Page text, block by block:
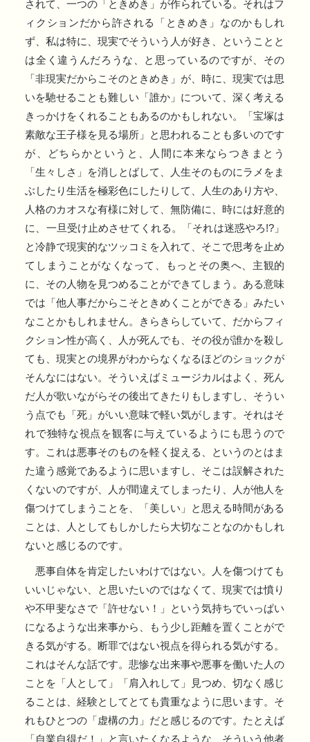
されて、一つの「ときめき」が作られている。それはフ
ィクションだから許される「ときめき」なのかもしれ
ず、私は特に、現実でそういう人が好き、ということと
は全く違うんだろうな、と思っているのですが、その
「非現実だからこそのときめき」が、時に、現実では思
いを馳せることも難しい「誰か」について、深く考える
きっかけをくれることもあるのかもしれない。「宝塚は
素敵な王子様を見る場所」と思われることも多いのです
が、どちらかというと、人間に本来ならつきまとう
「生々しさ」を消しとばして、人生そのものにラメをま
ぶしたり生活を極彩色にしたりして、人生のあり方や、
人格のカオスな有様に対して、無防備に、時には好意的
に、一旦受け止めさせてくれる。「それは迷惑やろ!?」
と冷静で現実的なツッコミを入れて、そこで思考を止め
てしまうことがなくなって、もっとその奥へ、主観的
に、その人物を見つめることができてしまう。ある意味
では「他人事だからこそときめくことができる」みたい
なことかもしれません。きらきらしていて、だからフィ
クション性が高く、人が死んでも、その役が誰かを殺し
ても、現実との境界がわからなくなるほどのショックが
そんなにはない。そういえばミュージカルはよく、死ん
だ人が歌いながらその後出てきたりもしますし、そうい
う点でも「死」がいい意味で軽い気がします。それはそ
れで独特な視点を観客に与えているようにも思うので
す。これは悪事そのものを軽く捉える、というのとはま
た違う感覚であるように思いますし、そこは誤解された
くないのですが、人が間違えてしまったり、人が他人を
傷つけてしまうことを、「美しい」と思える時間がある
ことは、人としてもしかしたら大切なことなのかもしれ
ないと感じるのです。
悪事自体を肯定したいわけではない。人を傷つけても
いいじゃない、と思いたいのではなくて、現実では憤り
や不甲斐なさで「許せない！」という気持ちでいっぱい
になるような出来事から、もう少し距離を置くことがで
きる気がする。断罪ではない視点を得られる気がする。
これはそんな話です。悲惨な出来事や悪事を働いた人の
ことを「人として」「肩入れして」見つめ、切なく感じ
ることは、経験としてとても貴重なように思います。そ
れもひとつの「虚構の力」だと感じるのです。たとえば
「自業自得だ！」と言いたくなるような、そういう他者